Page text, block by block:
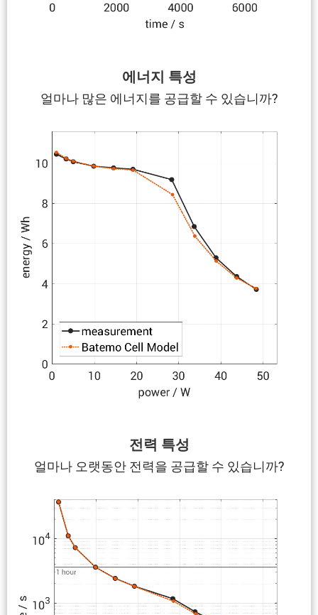
에너지 특성
얼마나 많은 에너지를 공급할 수 있습니까?
전력 특성
얼마나 오랫동안 전력을 공급할 수 있습니까?